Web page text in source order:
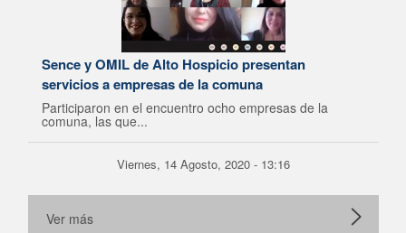
Sence y OMIL de Alto Hospicio presentan
servicios a empresas de la comuna
Participaron en el encuentro ocho empresas de la
comuna, las que...
Viernes, 14 Agosto, 2020 - 13:16
Ver más